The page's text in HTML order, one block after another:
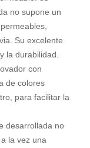
no supone un
Su excelente
la durabilidad.
con
de colores
para facilitar la
desarrollada no
la vez una